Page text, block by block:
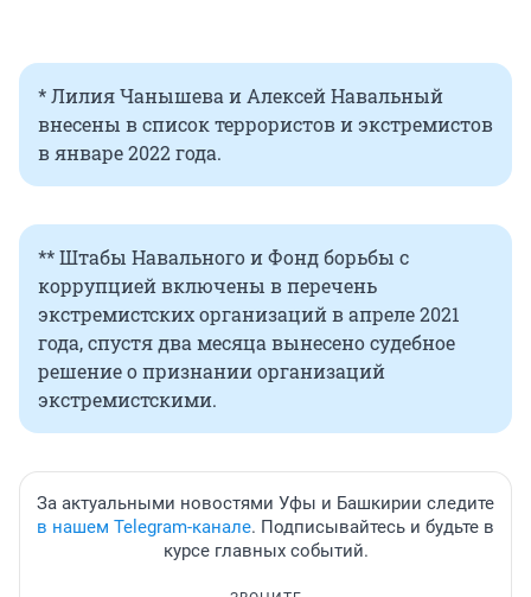
* Лилия Чанышева и Алексей Навальный
внесены в список террористов и экстремистов
в январе 2022 года.
** Штабы Навального и Фонд борьбы с
коррупцией включены в перечень
экстремистских организаций в апреле 2021
года, спустя два месяца вынесено судебное
решение о признании организаций
экстремистскими.
За актуальными новостями Уфы и Башкирии следите
в нашем Telegram-канале. Подписывайтесь и будьте в
курсе главных событий.